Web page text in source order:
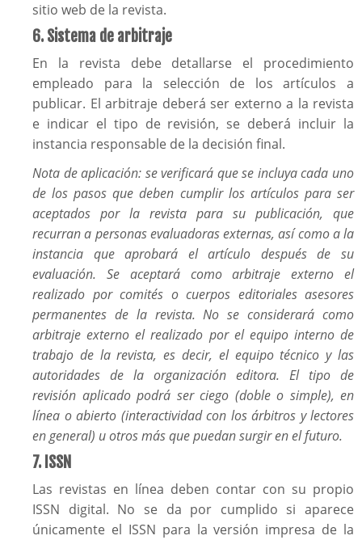
sitio web de la revista.
6. Sistema de arbitraje
En la revista debe detallarse el procedimiento
empleado para la selección de los artículos a
publicar. El arbitraje deberá ser externo a la revista
e indicar el tipo de revisión, se deberá incluir la
instancia responsable de la decisión final.
Nota de aplicación: se verificará que se incluya cada uno
de los pasos que deben cumplir los artículos para ser
aceptados por la revista para su publicación, que
recurran a personas evaluadoras externas, así como a la
instancia que aprobará el artículo después de su
evaluación. Se aceptará como arbitraje externo el
realizado por comités o cuerpos editoriales asesores
permanentes de la revista. No se considerará como
arbitraje externo el realizado por el equipo interno de
trabajo de la revista, es decir, el equipo técnico y las
autoridades de la organización editora. El tipo de
revisión aplicado podrá ser ciego (doble o simple), en
línea o abierto (interactividad con los árbitros y lectores
en general) u otros más que puedan surgir en el futuro.
7. ISSN
Las revistas en línea deben contar con su propio
ISSN digital. No se da por cumplido si aparece
únicamente el ISSN para la versión impresa de la